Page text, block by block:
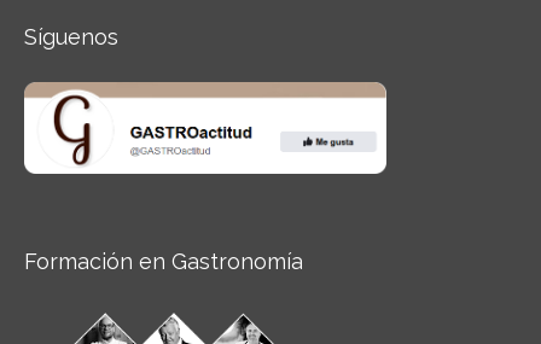
Síguenos
Formación en Gastronomía